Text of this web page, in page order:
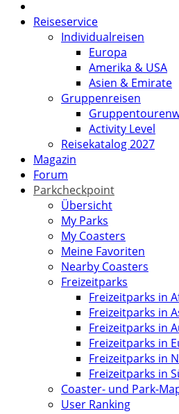
Reiseservice
Individualreisen
Europa
Amerika & USA
Asien & Emirate
Gruppenreisen
Activity Level
Reisekatalog 2027
Magazin
Forum
Parkcheckpoint
Übersicht
My Parks
My Coasters
Meine Favoriten
Nearby Coasters
Freizeitparks
Freizeitparks in
Freizeitparks in
Freizeitparks in
Freizeitparks in
Freizeitparks in
Freizeitparks in
Coaster- und Park-
User Ranking